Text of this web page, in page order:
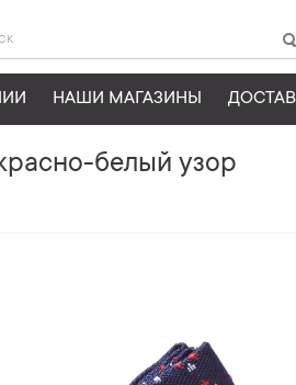
НАШИ МАГАЗИНЫ
белый узор